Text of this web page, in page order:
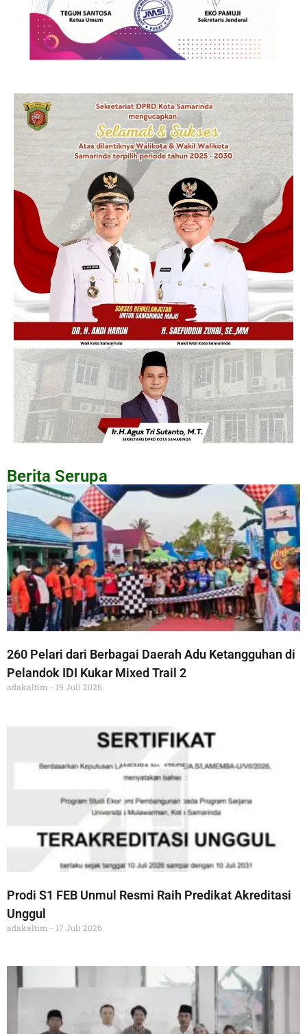
Berita Serupa
260 Pelari dari Berbagai Daerah Adu Ketangguhan di
Pelandok IDI Kukar Mixed Trail 2
adakaltim 19 Juli 2026
Prodi S1 FEB Unmul Resmi Raih Predikat Akreditasi
Unggul
adakaltim 17 Juli 2026